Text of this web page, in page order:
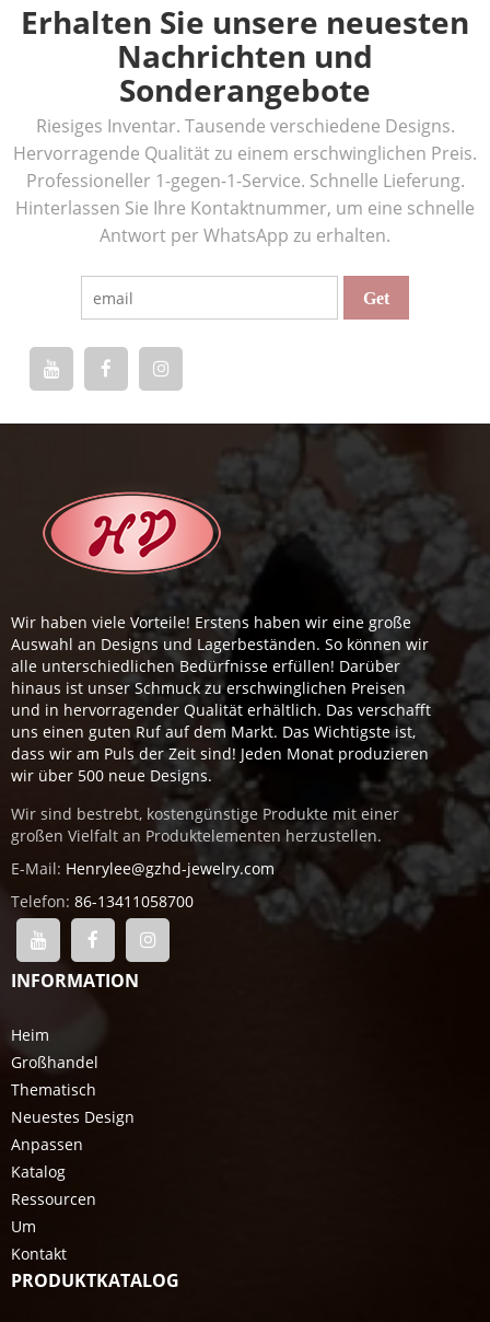
Erhalten Sie unsere neuesten
Nachrichten und
Sonderangebote
Riesiges Inventar. Tausende verschiedene Designs.
Hervorragende Qualität zu einem erschwinglichen Preis.
Professioneller 1-gegen-1-Service. Schnelle Lieferung.
Hinterlassen Sie Ihre Kontaktnummer, um eine schnelle
Antwort per WhatsApp zu erhalten.
Wir haben viele Vorteile! Erstens haben wir eine große
Auswahl an Designs und Lagerbeständen. So können wir
alle unterschiedlichen Bedürfnisse erfüllen! Darüber
hinaus ist unser Schmuck zu erschwinglichen Preisen
und in hervorragender Qualität erhältlich. Das verschafft
uns einen guten Ruf auf dem Markt. Das Wichtigste ist,
dass wir am Puls der Zeit sind! Jeden Monat produzieren
wir über 500 neue Designs.
Wir sind bestrebt, kostengünstige Produkte mit einer
großen Vielfalt an Produktelementen herzustellen.
E-Mail: Henrylee@gzhd-jewelry.com
Telefon: 86-13411058700
INFORMATION
Heim
Großhandel
Thematisch
Neuestes Design
Anpassen
Katalog
Ressourcen
Um
Kontakt
PRODUKTKATALOG